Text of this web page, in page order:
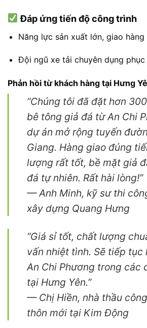
Đáp ứngtiếnđộcôngtrình
Năng lực sản xuất lớn, giao hàng
Đội ngũ xe tải chuyên dụng phục
Phản hồi từ khách hàng tại Hưng
“Chúng tôi đã đặt hơn
bê tông giả đá từAn Chi
dựán mởrộng tuyến
Giang. Hàng giao đúng
lượng rất tốt, bề mặt giả
đá tựnhiên. Rất hài lòng!”
—Anh Minh, kỹ sư thi
xây dựng Quang Hưng
“Giá sỉ tốt, chất lượng
vấn nhiệt tình. Sẽ tiếp tục
An Chi Phương trong các
tại Hưng Yên.”
— Chị Hiền, nhà thầu công
thôn mới tại Kim Động